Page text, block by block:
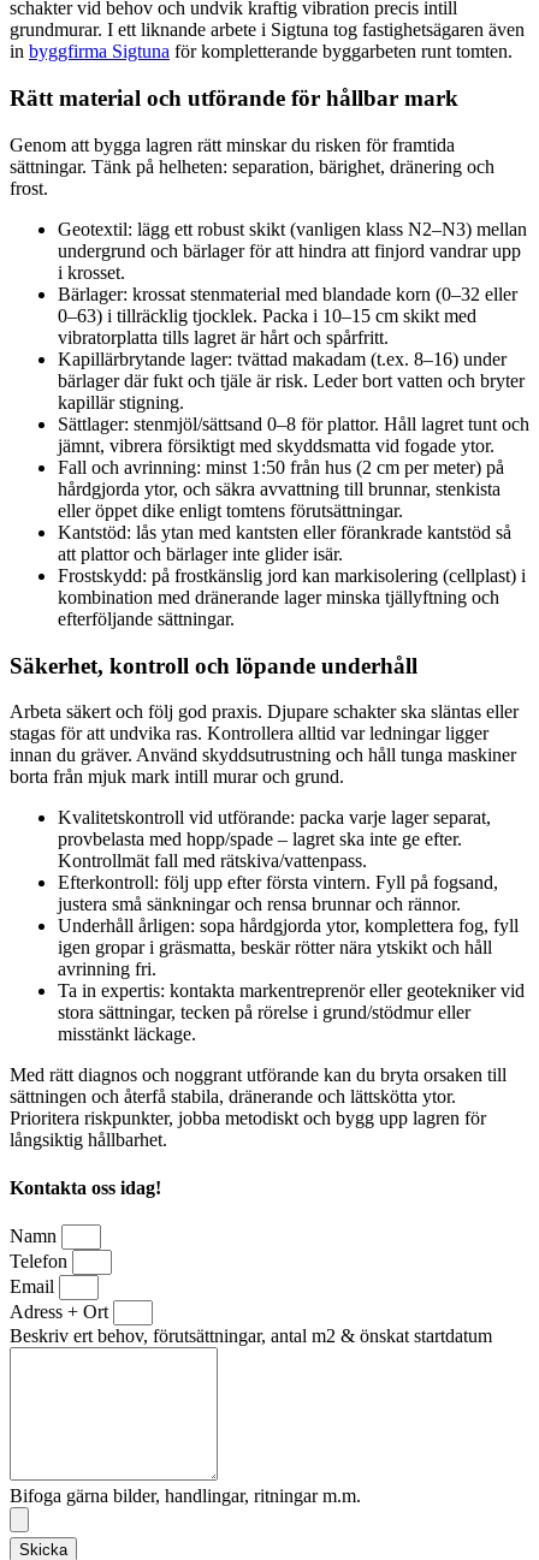
schakter vid behov och undvik kraftig vibration precis intill
grundmurar. I ett liknande arbete i Sigtuna tog fastighetsägaren även
in byggfirma Sigtuna för kompletterande byggarbeten runt tomten.
Rätt material och utförande för hållbar mark
Genom att bygga lagren rätt minskar du risken för framtida
sättningar. Tänk på helheten: separation, bärighet, dränering och
frost.
Geotextil: lägg ett robust skikt (vanligen klass N2–N3) mellan
undergrund och bärlager för att hindra att finjord vandrar upp
i krosset.
Bärlager: krossat stenmaterial med blandade korn (0–32 eller
0–63) i tillräcklig tjocklek. Packa i 10–15 cm skikt med
vibratorplatta tills lagret är hårt och spårfritt.
Kapillärbrytande lager: tvättad makadam (t.ex. 8–16) under
bärlager där fukt och tjäle är risk. Leder bort vatten och bryter
kapillär stigning.
Sättlager: stenmjöl/sättsand 0–8 för plattor. Håll lagret tunt och
jämnt, vibrera försiktigt med skyddsmatta vid fogade ytor.
Fall och avrinning: minst 1:50 från hus (2 cm per meter) på
hårdgjorda ytor, och säkra avvattning till brunnar, stenkista
eller öppet dike enligt tomtens förutsättningar.
Kantstöd: lås ytan med kantsten eller förankrade kantstöd så
att plattor och bärlager inte glider isär.
Frostskydd: på frostkänslig jord kan markisolering (cellplast) i
kombination med dränerande lager minska tjällyftning och
efterföljande sättningar.
Säkerhet, kontroll och löpande underhåll
Arbeta säkert och följ god praxis. Djupare schakter ska släntas eller
stagas för att undvika ras. Kontrollera alltid var ledningar ligger
innan du gräver. Använd skyddsutrustning och håll tunga maskiner
borta från mjuk mark intill murar och grund.
Kvalitetskontroll vid utförande: packa varje lager separat,
provbelasta med hopp/spade – lagret ska inte ge efter.
Kontrollmät fall med rätskiva/vattenpass.
Efterkontroll: följ upp efter första vintern. Fyll på fogsand,
justera små sänkningar och rensa brunnar och rännor.
Underhåll årligen: sopa hårdgjorda ytor, komplettera fog, fyll
igen gropar i gräsmatta, beskär rötter nära ytskikt och håll
avrinning fri.
Ta in expertis: kontakta markentreprenör eller geotekniker vid
stora sättningar, tecken på rörelse i grund/stödmur eller
misstänkt läckage.
Med rätt diagnos och noggrant utförande kan du bryta orsaken till
sättningen och återfå stabila, dränerande och lättskötta ytor.
Prioritera riskpunkter, jobba metodiskt och bygg upp lagren för
långsiktig hållbarhet.
Kontakta oss idag!
Namn
Telefon
Email
Adress + Ort
Beskriv ert behov, förutsättningar, antal m2 & önskat startdatum
Bifoga gärna bilder, handlingar, ritningar m.m.
Skicka